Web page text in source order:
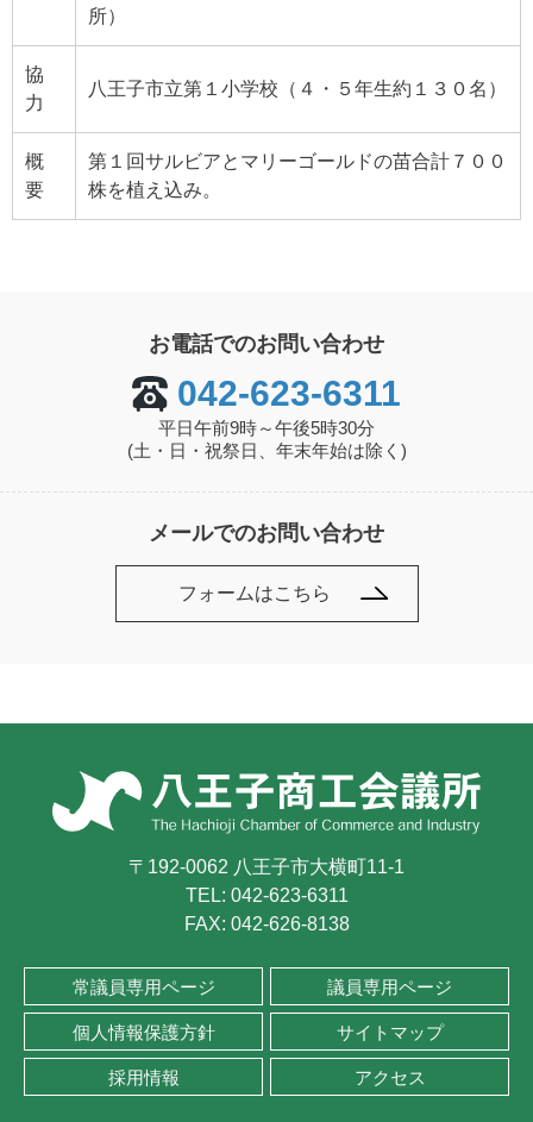
所）
協
力
八王子市立第１小学校（４・５年生約１３０名）
概
要
第１回サルビアとマリーゴールドの苗合計７００
株を植え込み。
お電話でのお問い合わせ
042-623-6311
平日午前9時～午後5時30分
(土・日・祝祭日、年末年始は除く)
メールでのお問い合わせ
フォームはこちら
〒192-0062 八王子市大横町11-1
TEL: 042-623-6311
FAX: 042-626-8138
常議員専用ページ 議員専用ページ
個人情報保護方針 サイトマップ
採用情報 アクセス